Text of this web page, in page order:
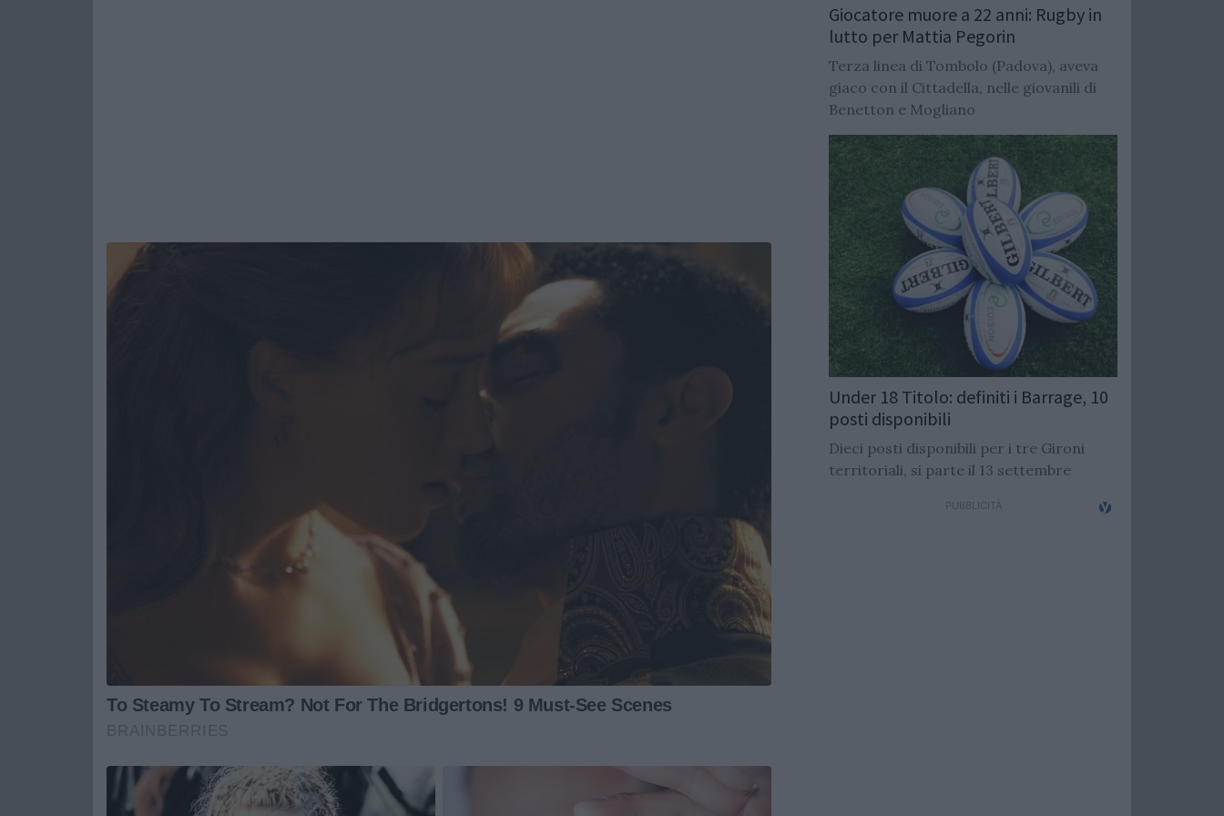
Giocatore muore a 22 anni: Rugby in
lutto per Mattia Pegorin
Terza linea di Tombolo (Padova), aveva
giaco con il Cittadella, nelle giovanili di
Benetton e Mogliano
Under 18 Titolo: definiti i Barrage, 10
posti disponibili
Dieci posti disponibili per i tre Gironi
territoriali, si parte il 13 settembre